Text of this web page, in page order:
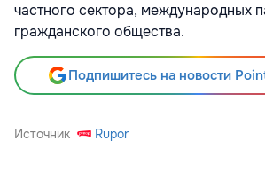
частного сектора, международных
гражданского общества.
Подпишитесь на новости
Источник Rupor